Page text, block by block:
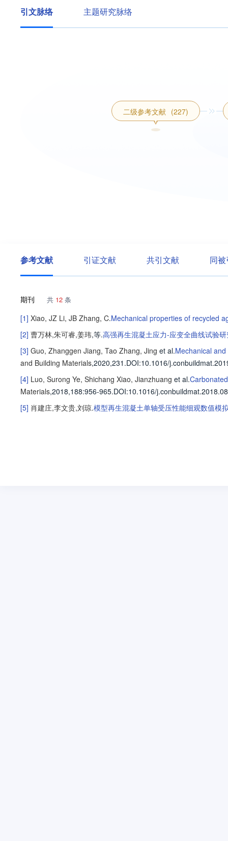
引文脉络 主题研究脉络
二级参考文献 (227)
参考文献 引证文献 共引文献 同
期刊 共 12 条
[1] Xiao, JZ Li, JB Zhang, C.Mechanical properties of recycled
[2] 曹万林,朱可睿,姜玮,等.高强再生混凝土应力-应变全曲线试验
[3] Guo, Zhanggen Jiang, Tao Zhang, Jing et al.Mechanical
and Building Materials,2020,231.DOI:10.1016/
[4] Luo, Surong Ye, Shichang Xiao, Jianzhuang et al.
Materials,2018,188:956-965.DOI:10.1016/
[5] 肖建庄,李文贵,刘琼.模型再生混凝土单轴受压性能细观数值模